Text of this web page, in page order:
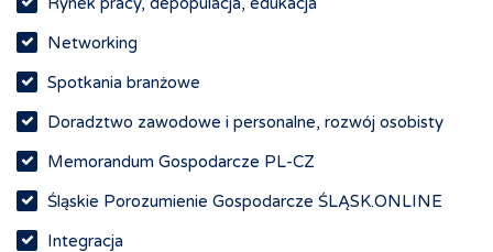
Networking
Spotkania branżowe
Doradztwo zawodowe i personalne, rozwój osobisty
Memorandum Gospodarcze PL-CZ
Śląskie Porozumienie Gospodarcze ŚLĄSK.ONLINE
Integracja